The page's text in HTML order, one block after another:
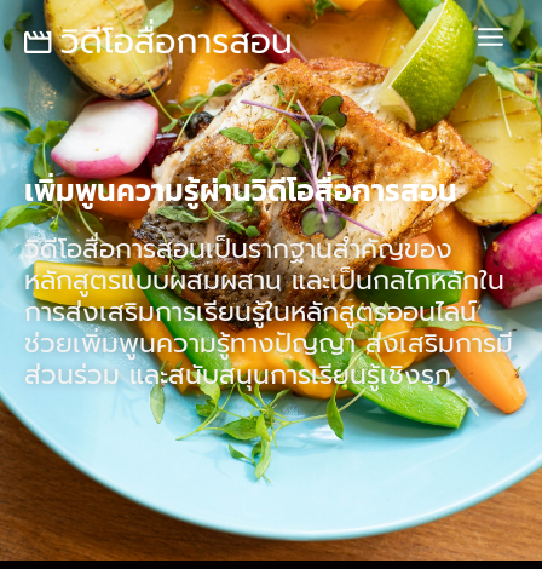
Skip
to
content
Main
Menu
เพิ่มพูนความรู้ผ่านวิดีโอสื่อการสอน
วิดีโอสื่อการสอนเป็นรากฐานสำคัญของ
หลักสูตรแบบผสมผสาน และเป็นกลไกหลักใน
การส่งเสริมการเรียนรู้ในหลักสูตรออนไลน์
ช่วยเพิ่มพูนความรู้ทางปัญญา ส่งเสริมการมี
ส่วนร่วม และสนับสนุนการเรียนรู้เชิงรุก